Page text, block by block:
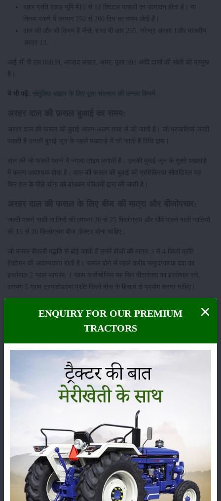
बहार प्रति एकड़ भूमि में10 से 12 क्विंटल फसलों का उत्पादन होता है। या
किस्म पकने में लगभग 250 से 260 दिन का समय लेती है।
दाल की और भी किस्म है जैसे, शरद बी आर 265, नरेन्द्र अरहर 1और मालवीय
अरहर 13,
आई सी पी एल 88039, आजाद आहार, अमर, पूसा 991 आदि दालों की खेती की प्रमुख
है।
ये भी पढ़ें: संतुलित आहार के लिए पूसा संस्थान की उन्नत किस्में
अरहर दाल की फसल की बुवाई अलग-अलग तरह से की जाती है। जो प्रजातियां जल्दी
पकती है उनकी बुवाई जून के पहले पखवाड़े में की जाती है विधि द्वारा।
दाल की जो फसलें पकने में ज्यादा टाइम लगाती है। उनकी बुवाई जून के दूसरे पखवाड़े
में करना आवश्यक होता है। दाल की फसल की बुवाई की प्रतिक्रिया सीडडिरल यह
फिर हल के पीछे चोंगा को बांधकर पंक्तियों द्वारा की जाती है।
जल्दी पकने वाली जातियों की लगभग 20 से 25 किलोग्राम और धीमे पकने वाली जातियों
की 15 से 20 किलोग्राम बीज /हेक्टर बोना चाहिए।
जो फसल चैफली पद्धति से बोई जाती हैं उनमें बीजों की मात्रा 3 से 4 किलो प्रति
हैक्टेयर की आवश्यकता होती है। फसल बोने से पहले करीब फफूदनाशक दवा का
इस्तेमाल 2 ग्राम थायरम, 1 ग्राम कार्बेन्डेजिम यह फिर वीटावेक्स का इस्तेमाल करे,
लगभग 5 ग्राम ट्रयकोडरमा प्रति किलो बीज के हिसाब से प्रयोग करना चाहिए।
बीज के हिसाब से उपचारित करने के बाद खेतों में लगाएं।
अरहर की फसल की निंदाई-गुडाईः
अरहर की फसल को खरपतवार से सुरक्षित रखने के लिए पहली निंदाई लगभग 20 से 25
दिनों के अंदर दे, फूल आने के बाद दूसरी निंदाई शुरू कर दें। खेतों में दो से तीन बार
कोल्पा चलाने से अच्छी तरह से निंदाई की प्रक्रिया होती है।
तथा भूमि में अच्छी तरह से वायु संचार बना रहता है। फसल बोने के नींदानाषक
पेन्डीमेथीलिन 1.25 कि.ग्रा. सक्रिय तत्व / हेक्टर का इस्तेमाल करे। नींदानाषक का
इस्तेमाल करने के बाद नींदाई करीब 30 से 40 दिन के बाद करना आवश्यक होता है।
अरहर दाल की फसल की सिंचाईः
किसानों के अनुसार यदि सिंचाई की व्यवस्था पहले से ही उपलब्ध है, तो वहां एक सिंचाई
फूल आने से पहले करनी चाहिए।
ENQUIRY FOR OUR PREMIUM
TRACTORS